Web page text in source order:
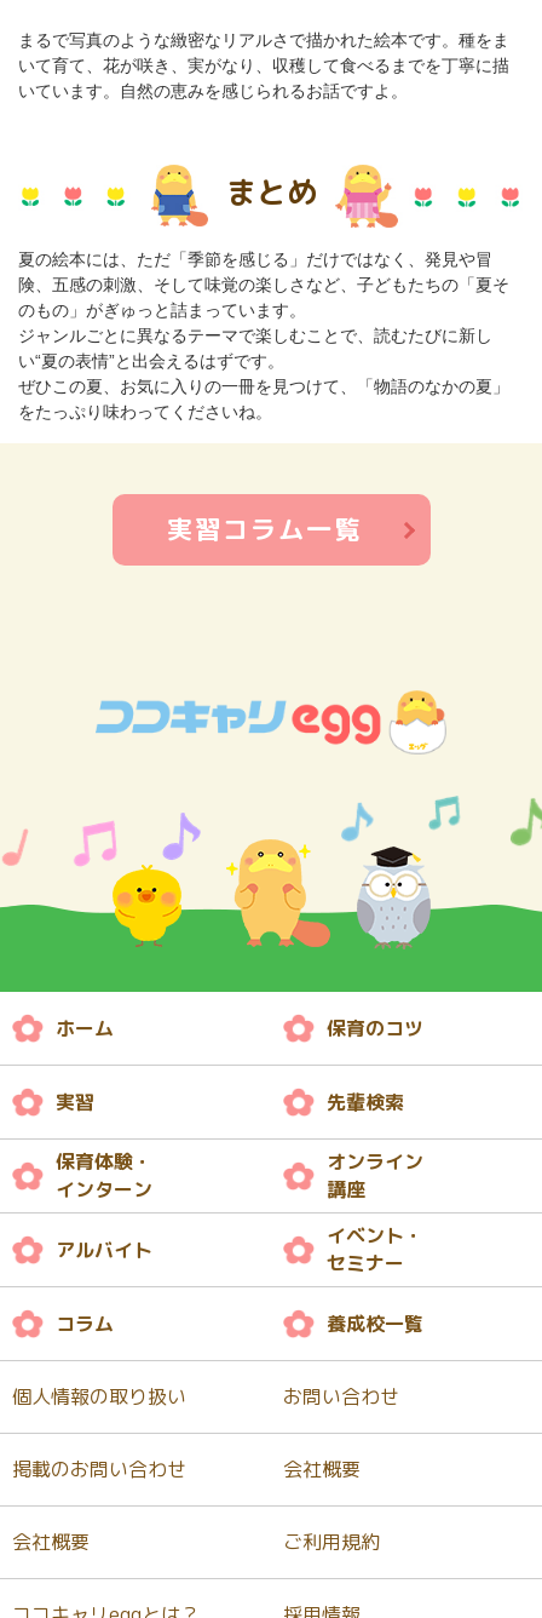
まるで写真のような緻密なリアルさで描かれた絵本です。種をま
いて育て、花が咲き、実がなり、収穫して食べるまでを丁寧に描
いています。自然の恵みを感じられるお話ですよ。
まとめ
夏の絵本には、ただ「季節を感じる」だけではなく、発見や冒
険、五感の刺激、そして味覚の楽しさなど、子どもたちの「夏そ
のもの」がぎゅっと詰まっています。
ジャンルごとに異なるテーマで楽しむことで、読むたびに新し
い“夏の表情”と出会えるはずです。
ぜひこの夏、お気に入りの一冊を見つけて、「物語のなかの夏」
をたっぷり味わってくださいね。
実習コラム一覧
ホーム
実習
保育体験・
インターン
アルバイト
コラム
保育のコツ
先輩検索
オンライン
講座
イベント・
セミナー
養成校一覧
個人情報の取り扱い お問い合わせ
掲載のお問い合わせ 会社概要
会社概要 ご利用規約